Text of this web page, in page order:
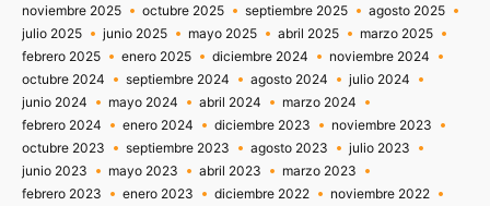
noviembre 2025
octubre 2025 septiembre 2025
agosto 2025
julio 2025
junio 2025 mayo 2025 abril 2025
marzo 2025
febrero 2025
enero 2025 diciembre 2024
noviembre 2024
octubre 2024
septiembre 2024 agosto 2024
julio 2024
junio 2024
mayo 2024 abril 2024
marzo 2024
febrero 2024
enero 2024 diciembre 2023
noviembre 2023
octubre 2023
septiembre 2023 agosto 2023
julio 2023
junio 2023
mayo 2023 abril 2023
marzo 2023
febrero 2023
enero 2023 diciembre 2022
noviembre 2022